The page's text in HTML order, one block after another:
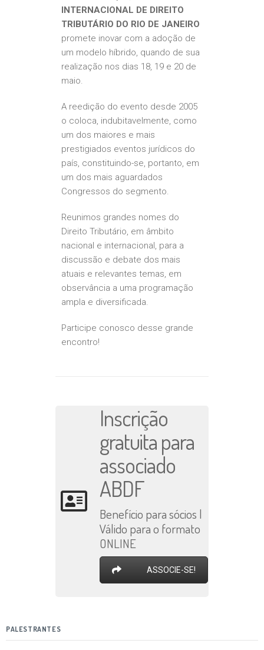
INTERNACIONAL DE DIREITO
TRIBUTÁRIO DO RIO DE JANEIRO
promete inovar com a adoção de
um modelo híbrido, quando de sua
realização nos dias 18, 19 e 20 de
maio.
A reedição do evento desde 2005
o coloca, indubitavelmente, como
um dos maiores e mais
prestigiados eventos jurídicos do
país, constituindo-se, portanto, em
um dos mais aguardados
Congressos do segmento.
Reunimos grandes nomes do
Direito Tributário, em âmbito
nacional e internacional, para a
discussão e debate dos mais
atuais e relevantes temas, em
observância a uma programação
ampla e diversificada.
Participe conosco desse grande
encontro!
Inscrição
gratuita para
associado
ABDF
Benefício para sócios |
Válido para o formato
ONLINE
ASSOCIE-SE!
PALESTRANTES